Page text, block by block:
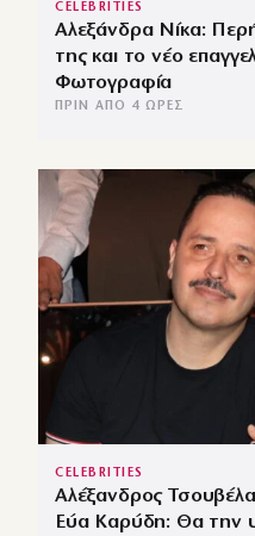
CELEBRITIES
Αλεξάνδρα Νίκα:
της και το νέο
Φωτογραφία
ΠΡΙΝ ΑΠΌ 4 ΏΡΕΣ
CELEBRITIES
Αλέξανδρος
Εύα Καρύδη: Θα την